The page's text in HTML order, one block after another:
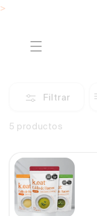
>
Filtrar
5 productos